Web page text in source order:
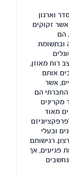
וארגון
זקוקים
הם
ובתשומת
רוח מאוזן,
אותם
אשר
החברתי הם
מאוד
ובעלי
רגישותם
פגיעים, אך